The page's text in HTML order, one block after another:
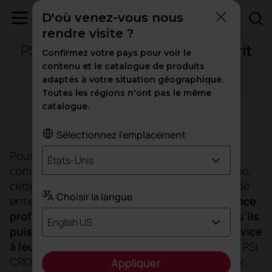
Varsovie, Pologne
PSI CRO :travail d'équipe et esprit
collectif
Objectif
Pour se démarquer dans un secteur aussi
compétitif et exigeant que la recherche clinique,
cette entreprise suisse, présente dans le monde
entier, mise sur l’offre de la meilleure expérience
professionnelle à ses collaborateurs, afin qu’ils
puissent à leur tour proposer le meilleur service
à leurs clients
. Une philosophie de travail que PSI
CRO a souhaité transposer dans ses nouveaux
D'où venez-vous nous
rendre visite ?
Confirmez votre pays pour voir le
contenu et le catalogue de produits
adaptés à votre situation géographique.
Toutes les régions n'ont pas le même
catalogue.
Sélectionnez l'emplacement
États-Unis
Choisir la langue
English US
Appliquer